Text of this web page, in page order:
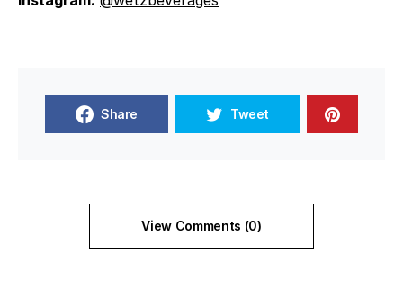
Share Tweet
View Comments (0)